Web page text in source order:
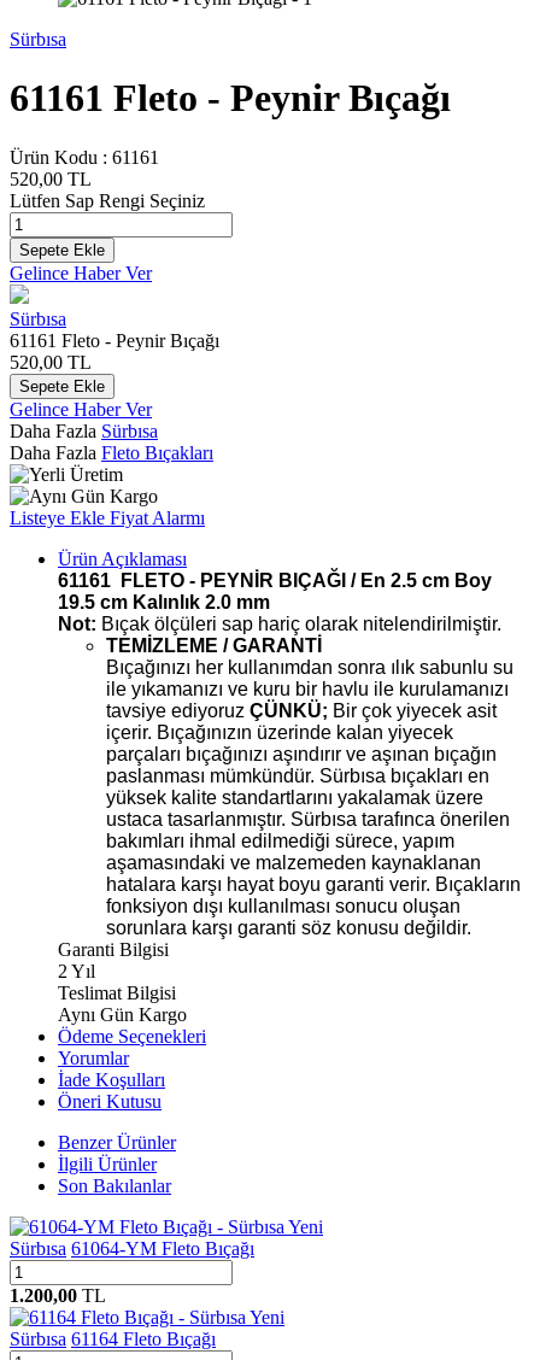
Sürbısa
61161 Fleto - Peynir Bıçağı
Ürün Kodu : 61161
520,00 TL
Lütfen Sap Rengi Seçiniz
Sepete Ekle
Gelince Haber Ver
Sürbısa
61161 Fleto - Peynir Bıçağı
520,00 TL
Sepete Ekle
Gelince Haber Ver
Daha Fazla Sürbısa
Daha Fazla Fleto Bıçakları
Listeye Ekle Fiyat Alarmı
Ürün Açıklaması
61161 FLETO - PEYNİR BIÇAĞI / En 2.5 cm Boy
19.5 cm Kalınlık 2.0 mm
Not: Bıçak ölçüleri sap hariç olarak nitelendirilmiştir.
TEMİZLEME / GARANTİ
Bıçağınızı her kullanımdan sonra ılık sabunlu su
ile yıkamanızı ve kuru bir havlu ile kurulamanızı
tavsiye ediyoruz ÇÜNKÜ; Bir çok yiyecek asit
içerir. Bıçağınızın üzerinde kalan yiyecek
parçaları bıçağınızı aşındırır ve aşınan bıçağın
paslanması mümkündür. Sürbısa bıçakları en
yüksek kalite standartlarını yakalamak üzere
ustaca tasarlanmıştır. Sürbısa tarafınca önerilen
bakımları ihmal edilmediği sürece, yapım
aşamasındaki ve malzemeden kaynaklanan
hatalara karşı hayat boyu garanti verir. Bıçakların
fonksiyon dışı kullanılması sonucu oluşan
sorunlara karşı garanti söz konusu değildir.
Garanti Bilgisi
2 Yıl
Teslimat Bilgisi
Aynı Gün Kargo
Ödeme Seçenekleri
Yorumlar
İade Koşulları
Öneri Kutusu
Benzer Ürünler
İlgili Ürünler
Son Bakılanlar
Yeni
Sürbısa 61064-YM Fleto Bıçağı
1.200,00 TL
Yeni
Sürbısa 61164 Fleto Bıçağı